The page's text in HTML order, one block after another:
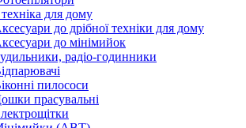
для дому
до дрібної техніки для дому
до мінімийок
радіо-годинники
пилососи
прасувальні